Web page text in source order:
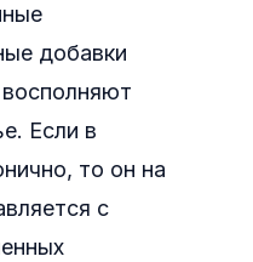
добавки
Если в
то он на
с